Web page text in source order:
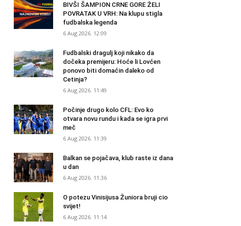
BIVŠI ŠAMPION CRNE GORE ŽELI
POVRATAK U VRH: Na klupu stigla
fudbalska legenda
6 Aug 2026. 12:09
Fudbalski dragulj koji nikako da
dočeka premijeru: Hoće li Lovćen
ponovo biti domaćin daleko od
Cetinja?
6 Aug 2026. 11:49
Počinje drugo kolo CFL: Evo ko
otvara novu rundu i kada se igra prvi
meč
6 Aug 2026. 11:39
Balkan se pojačava, klub raste iz dana
u dan
6 Aug 2026. 11:36
O potezu Vinisijusa Žuniora bruji cio
svijet!
6 Aug 2026. 11:14